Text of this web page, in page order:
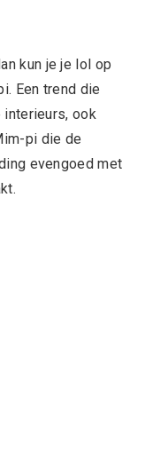
kun je je lol op
Een trend die
ook
pi die de
evengoed met